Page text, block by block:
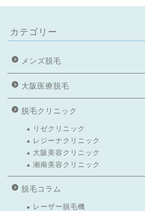
カテゴリー
メンズ脱毛
大阪医療脱毛
脱毛クリニック
リゼクリニック
レジーナクリニック
大阪美容クリニック
湘南美容クリニック
脱毛コラム
レーザー脱毛機